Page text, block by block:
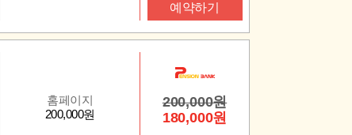
예약하기
홈페이지
200,000원
200,000원
180,000원